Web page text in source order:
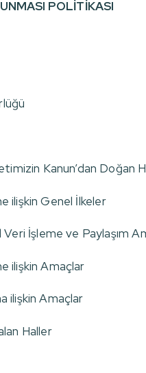
POLİTİKASI
Kanun’dan Doğan
ilişkin Genel İlkeler
İşleme ve Paylaşım
ilişkin Amaçlar
ilişkin Amaçlar
Haller